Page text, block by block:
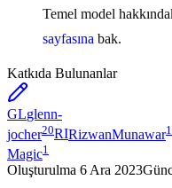
Temel model
sayfasına bak.
Katkıda Bulunanlar
GLglenn-
jocher20RIRizwanMunawar
Magic1
Oluşturulma 6 Ara 2023